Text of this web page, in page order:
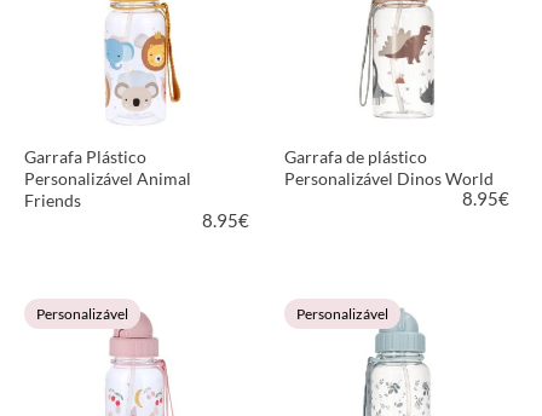
Garrafa Plástico
Personalizável Animal
Friends
8.95€
VER PRODUTO
Garrafa de plástico
Personalizável Dinos World
8.95€
VER PRODUTO
Personalizável Personalizável